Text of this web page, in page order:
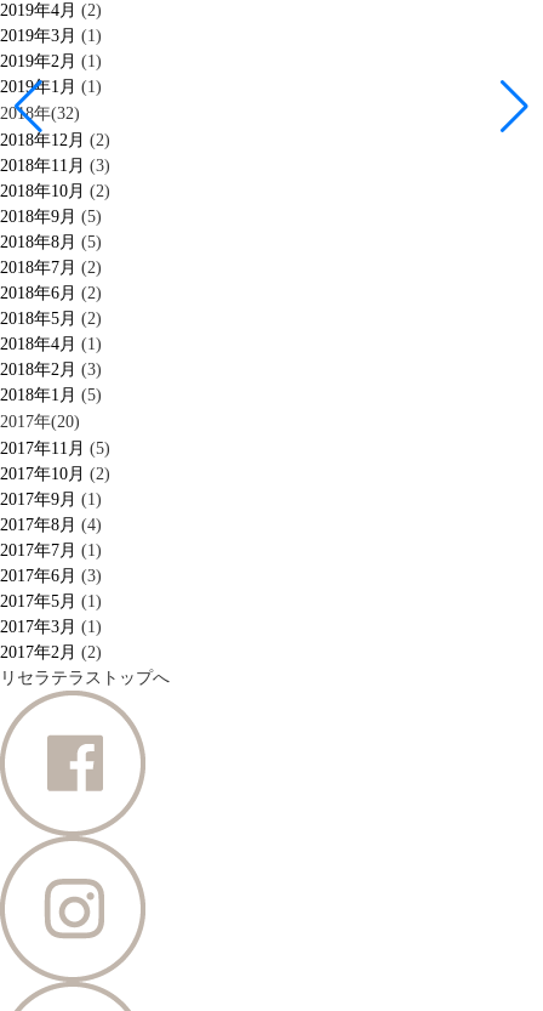
2019年4月 (2)
2019年3月 (1)
2019年2月 (1)
2019年1月 (1)
2018年(32)
2018年12月 (2)
2018年11月 (3)
2018年10月 (2)
2018年9月 (5)
2018年8月 (5)
2018年7月 (2)
2018年6月 (2)
2018年5月 (2)
2018年4月 (1)
2018年2月 (3)
2018年1月 (5)
2017年(20)
2017年11月 (5)
2017年10月 (2)
2017年9月 (1)
2017年8月 (4)
2017年7月 (1)
2017年6月 (3)
2017年5月 (1)
2017年3月 (1)
2017年2月 (2)
リセラテラストップへ